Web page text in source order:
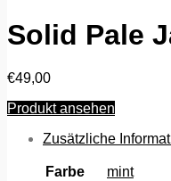
Solid Pale
€49,00
Produkt ansehen
Zusätzliche
Farbe mint